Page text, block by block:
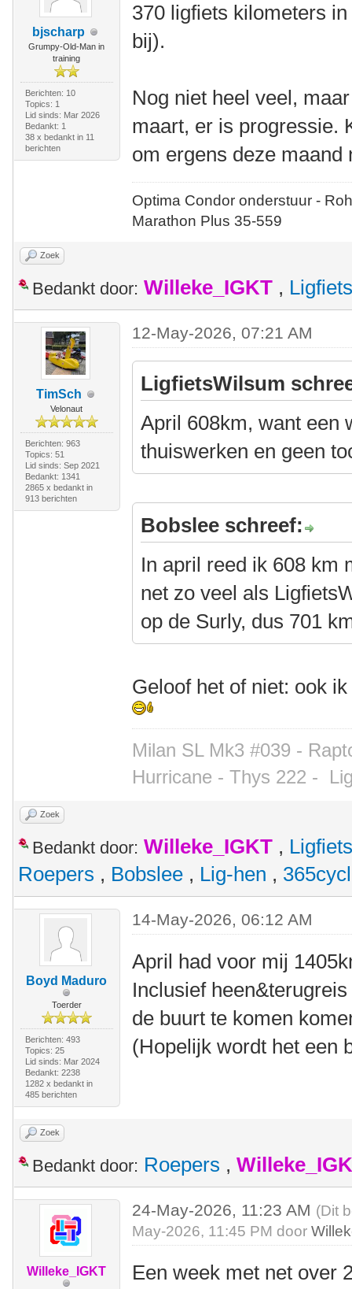
bjscharp
Grumpy-Old-Man in
training
Berichten: 10
Topics: 1
Lid sinds: Mar 2026
Bedankt: 1
38 x bedankt in 11
berichten
370 ligfiets kilometers
bij).
Nog niet heel veel,
maart, er is progressie.
om ergens deze maand
Optima Condor onderstuur -
Marathon Plus 35-559
Zoek
Bedankt door: Willeke_IGKT ,
TimSch
Velonaut
Berichten: 963
Topics: 51
Lid sinds: Sep 2021
Bedankt: 1341
2865 x bedankt in
913 berichten
12-May-2026, 07:21 AM
LigfietsWilsum
April 608km, want een
thuiswerken en geen
Bobslee schreef:
In april reed ik 608 km
net zo veel als
op de Surly, dus 701
Geloof het of niet: ook
Milan SL Mk3 #039 -
Hurricane - Thys 222 -
Zoek
Bedankt door: Willeke_IGKT ,
Roepers , Bobslee , Lig-hen ,
Boyd Maduro
Toerder
Berichten: 493
Topics: 25
Lid sinds: Mar 2024
Bedankt: 2238
1282 x bedankt in
485 berichten
14-May-2026, 06:12 AM
April had voor mij
Inclusief
de buurt te komen
(Hopelijk wordt het een
Zoek
Bedankt door: Roepers ,
Willeke_IGKT
24-May-2026, 11:23 AM (Dit
May-2026, 11:45 PM door
Een week met net over